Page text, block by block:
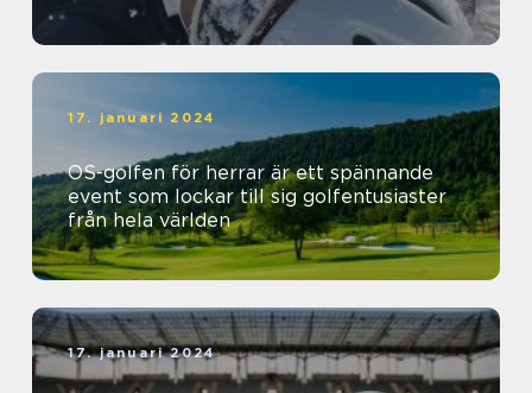
17. januari 2024
OS-golfen för herrar är ett spännande
event som lockar till sig golfentusiaster
från hela världen
17. januari 2024